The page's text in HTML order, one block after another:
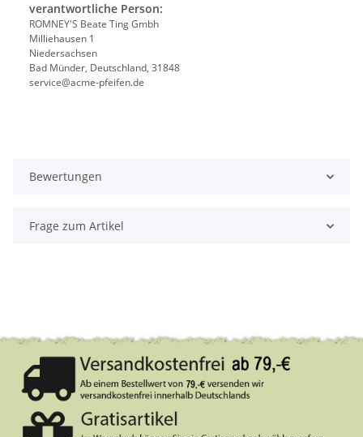
verantwortliche Person:
ROMNEY'S Beate Ting Gmbh
Milliehausen 1
Niedersachsen
Bad Münder, Deutschland, 31848
service@acme-pfeifen.de
Bewertungen
Frage zum Artikel